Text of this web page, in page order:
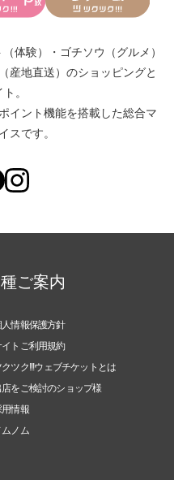
体験） ・ ゴチソウ（グルメ）
産地直送） のショッピングと
。
イント機能を搭載した総合マ
スです。
ご案内
人情報保護方針
イトご利用規約
クツク!!!ウェブチケットとは
店をご検討のショップ様
用情報
ムノム